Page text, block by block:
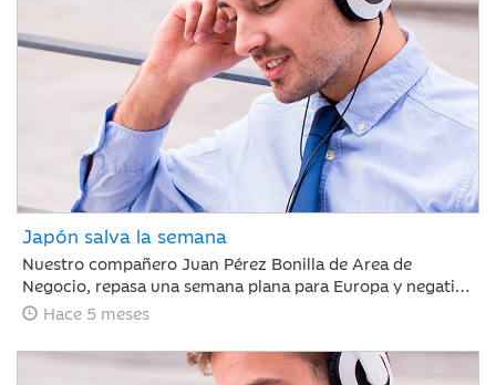
Japón salva la semana
Nuestro compañero Juan Pérez Bonilla de Area de
Negocio, repasa una semana plana para Europa y negativa
para Estados Unidos, en la que la renta variable japonesa
Hace 5 meses